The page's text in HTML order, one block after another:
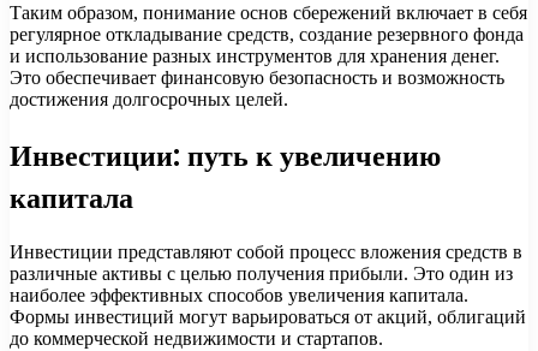
Таким образом, понимание основ сбережений включает в себя
регулярное откладывание средств, создание резервного фонда
и использование разных инструментов для хранения денег.
Это обеспечивает финансовую безопасность и возможность
достижения долгосрочных целей.
Инвестиции: путь к увеличению
капитала
Инвестиции представляют собой процесс вложения средств в
различные активы с целью получения прибыли. Это один из
наиболее эффективных способов увеличения капитала.
Формы инвестиций могут варьироваться от акций, облигаций
до коммерческой недвижимости и стартапов.